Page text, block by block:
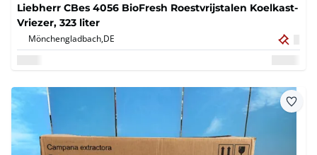
Liebherr CBes 4056 BioFresh Roestvrijstalen Koelkast-
Vriezer, 323 liter
Mönchengladbach,DE